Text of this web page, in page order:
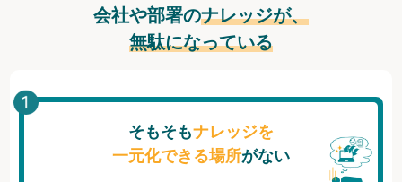
会社や部署のナレッジが、
無駄になっている
そもそもナレッジを
一元化できる場所がない